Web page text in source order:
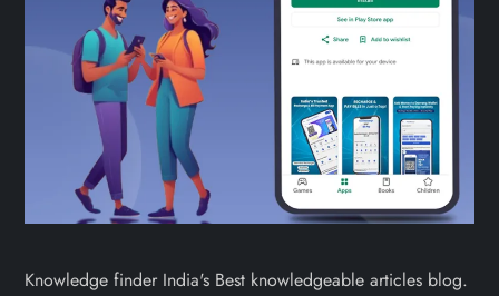
Knowledge finder India's Best knowledgeable articles blog.